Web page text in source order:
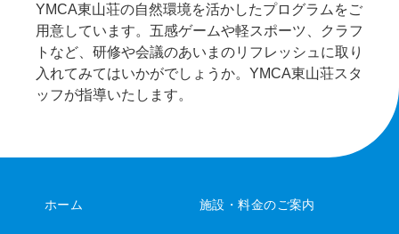
YMCA東山荘の自然環境を活かしたプログラムをご
用意しています。五感ゲームや軽スポーツ、クラフ
トなど、研修や会議のあいまのリフレッシュに取り
入れてみてはいかがでしょうか。YMCA東山荘スタ
ッフが指導いたします。
ホーム 施設・料金のご案内